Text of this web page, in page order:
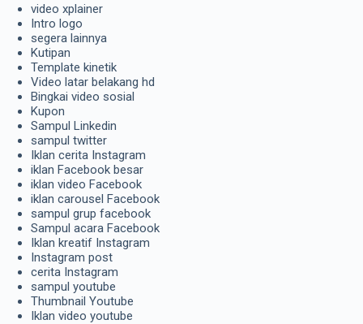
video xplainer
Intro logo
segera lainnya
Kutipan
Template kinetik
Video latar belakang hd
Bingkai video sosial
Kupon
Sampul Linkedin
sampul twitter
Iklan cerita Instagram
iklan Facebook besar
iklan video Facebook
iklan carousel Facebook
sampul grup facebook
Sampul acara Facebook
Iklan kreatif Instagram
Instagram post
cerita Instagram
sampul youtube
Thumbnail Youtube
Iklan video youtube